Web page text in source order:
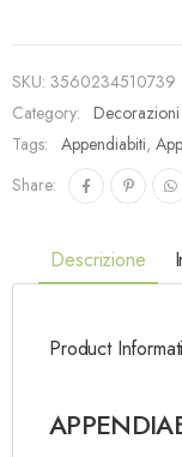
SKU: 3560234510739
Category:
Tags: Appendiabiti,
Share:
Descrizione
Product